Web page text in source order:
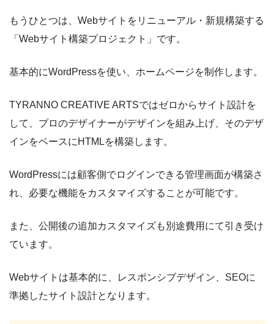
もうひとつは、Webサイトをリニューアル・新規構築する
「Webサイト構築プロジェクト」です。
基本的にWordPressを使い、ホームページを制作します。
TYRANNO CREATIVE ARTSではゼロからサイト設計を
して、プロのデザイナーがデザインを組み上げ、そのデザ
インをベースにHTMLを構築します。
WordPressには顧客側でログインできる管理画面が構築さ
れ、必要な機能をカスタマイズすることが可能です。
また、公開後の追加カスタマイズも別途費用にて引き受け
ています。
Webサイトは基本的に、レスポンシブデザイン、SEOに
準拠したサイト設計となります。